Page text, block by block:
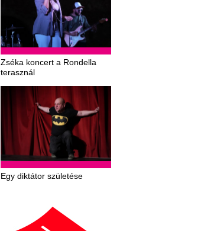
Zséka koncert a Rondella
terasznál
Egy diktátor születése